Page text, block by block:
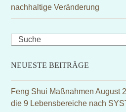
nachhaltige Veränderung
Search
NEUESTE BEITRÄGE
Feng Shui Maßnahmen August
die 9 Lebensbereiche nach